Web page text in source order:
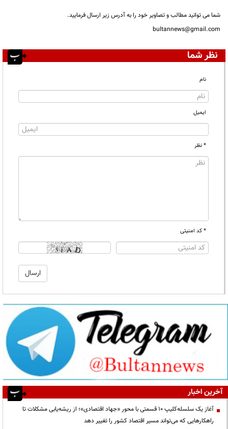
شما می توانید مطالب و تصاویر خود را به آدرس زیر ارسال فرمایید.
bultannews@gmail.com
نظر شما
نام
ایمیل
* نظر
* کد امنیتی
آخرین اخبار
آغاز یک سلسله‌کلیپ ۱۰ قسمتی با محور «جهاد اقتصادی»؛ از ریشه‌یابی مشکلات تا
راهکارهایی که می‌تواند مسیر اقتصاد کشور را تغییر دهد